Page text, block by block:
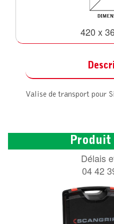
420 x
Valise de transport pour
Produit
Délais
04 42